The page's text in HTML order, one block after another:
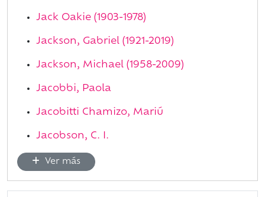
Jack Oakie (1903-1978)
Jackson, Gabriel (1921-2019)
Jackson, Michael (1958-2009)
Jacobbi, Paola
Jacobitti Chamizo, Mariú
Jacobson, C. I.
Ver más